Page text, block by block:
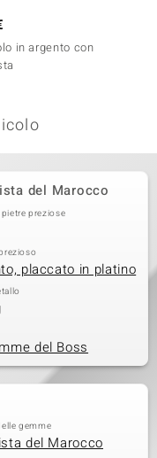
in argento con
del Marocco
preziose
placcato in platino
del Boss
gemme
del Marocco